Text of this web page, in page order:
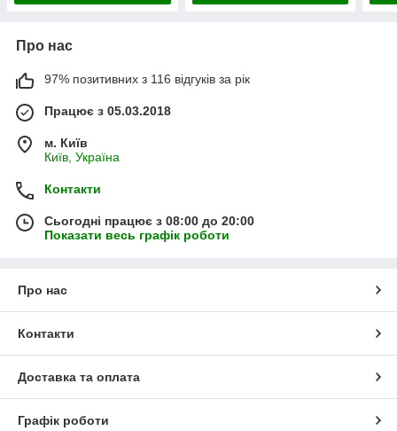
Про нас
97% позитивних з 116 відгуків за рік
Працює з 05.03.2018
м. Київ
Київ, Україна
Контакти
Сьогодні працює з 08:00 до 20:00
Показати весь графік роботи
Про нас
Контакти
Доставка та оплата
Графік роботи